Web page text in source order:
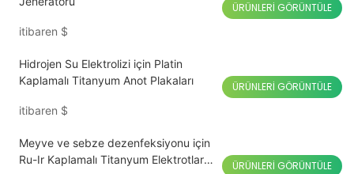
itibaren $
ÜRÜNLERI GÖRÜNTÜLE
Hidrojen Su Elektrolizi için Platin
Kaplamalı Titanyum Anot Plakaları
itibaren $
ÜRÜNLERI GÖRÜNTÜLE
Meyve ve sebze dezenfeksiyonu için
Ru-Ir Kaplamalı Titanyum Elektrotlar
ÜRÜNLERI GÖRÜNTÜLE